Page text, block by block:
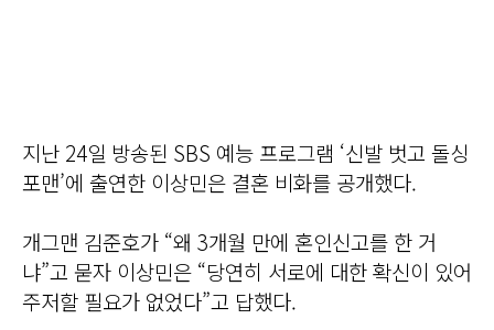
지난 24일 방송된 SBS 예능 프로그램 ‘신발 벗고 돌싱
포맨’에 출연한 이상민은 결혼 비화를 공개했다.
개그맨 김준호가 “왜 3개월 만에 혼인신고를 한 거
냐”고 묻자 이상민은 “당연히 서로에 대한 확신이 있어
주저할 필요가 없었다”고 답했다.